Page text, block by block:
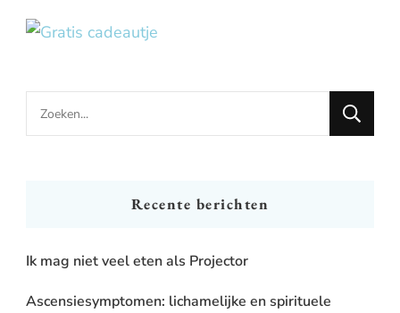
Looking
for
Recente berichten
Ik mag niet veel eten als Projector
Ascensiesymptomen: lichamelijke en spirituele